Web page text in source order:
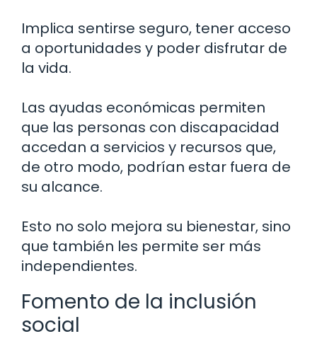
Implica sentirse seguro, tener acceso
a oportunidades y poder disfrutar de
la vida.
Las ayudas económicas permiten
que las personas con discapacidad
accedan a servicios y recursos que,
de otro modo, podrían estar fuera de
su alcance.
Esto no solo mejora su bienestar, sino
que también les permite ser más
independientes.
Fomento de la inclusión
social